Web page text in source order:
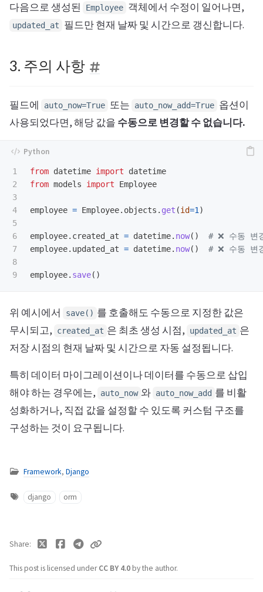
다음으로 생성된
Employee 객체에서 수정이 일어나면,
updated_at 필드만 현재 날짜 및 시간으로 갱신합니다.
3. 주의 사항
필드에 auto_now=True 또는 auto_now_add=True 옵션이
사용되었다면, 해당 값을 수동으로 변경할 수 없습니다.
1
2
3
4
5
6
7
8
from datetime import
datetime
from models import Employee
employee = Employee. objects . get (id=1)
employee. created_at = datetime. now()
employee. updated_at = datetime. now()
employee. save()
위 예시에서 save() 를 호출해도 수동으로 지정한 값은
무시되고,
created_at 은 최초 생성 시점, updated_at 은
저장 시점의 현재 날짜 및 시간으로 자동 설정됩니다.
특히 데이터 마이그레이션이나 데이터를 수동으로 삽입
해야 하는 경우에는,
auto_now 와 auto_now_add 를 비활
성화하거나, 직접 값을 설정할 수 있도록 커스텀 구조를
구성하는 것이 요구됩니다.
Framework, Django
django orm
This post is licensed underCC BY 4.0by the author.
Share